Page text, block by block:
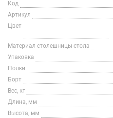
Код
Артикул
Цвет
Материал столешницы стола
Упаковка
Полки
Борт
Вес, кг
Длина, мм
Высота, мм